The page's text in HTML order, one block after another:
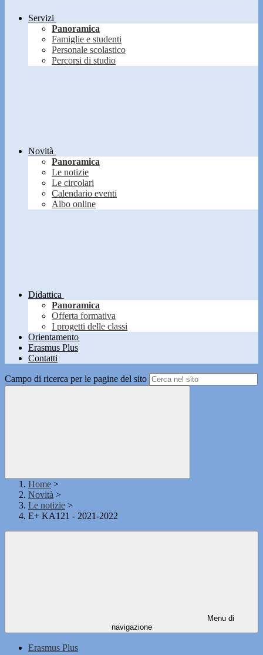
Servizi
Panoramica
Famiglie e studenti
Personale scolastico
Percorsi di studio
Novità
Panoramica
Le notizie
Le circolari
Calendario eventi
Albo online
Didattica
Panoramica
Offerta formativa
I progetti delle classi
Orientamento
Erasmus Plus
Contatti
Campo di ricerca per le pagine del sito
Home >
Novità >
Le notizie >
E+ KA121 - 2021-2022
Menu di
navigazione
Erasmus Plus